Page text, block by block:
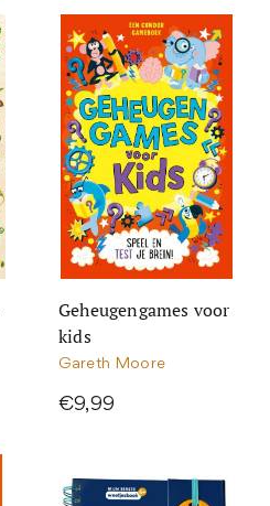
Geheugengames voor
kids
Gareth Moore
€9,99